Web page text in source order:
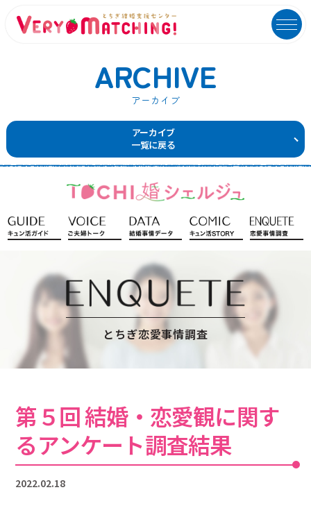
マッチング会員ログイン イベントユーザーログイン
マッチング
ご利用ガイド
ご成婚カップルメッセージ
よくあるご質問
注意事項
イベント
イベントガイド
自治体等イベント一覧
よくあるご質問
民間企業・団体イベント
DATING SUPPORT
ARCHIVE
アーカイブ
NEWS
センターからのお知らせ
ARCHIVE
アーカイブ
アーカイブ
一覧に戻る
とちぎ恋愛事情調査
第５回 結婚・恋愛観に関す
るアンケート調査結果
2022.02.18